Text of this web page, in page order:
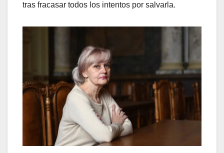
tras fracasar todos los intentos por salvarla.